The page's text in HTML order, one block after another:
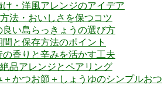
け・洋風アレンジのアイデア
法・おいしさを保つコツ
良い島らっきょうの選び方
間と保存方法のポイント
の香りと辛みを活かす工夫
品アレンジとペアリング
＋かつお節＋しょうゆのシンプルおつ